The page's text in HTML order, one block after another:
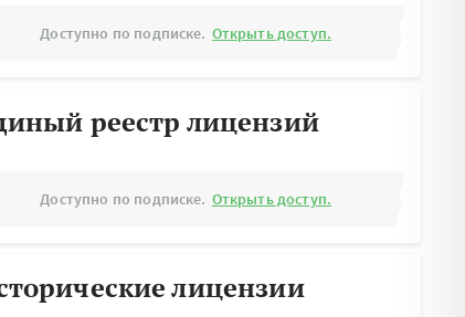
Доступно по подписке. Открыть доступ.
реестр лицензий
Доступно по подписке. Открыть доступ.
лицензии